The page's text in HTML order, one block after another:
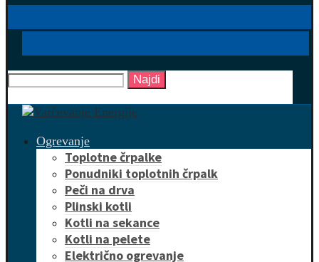
Najdi
Ogrevanje
Toplotne črpalke
Ponudniki toplotnih črpalk
Peči na drva
Plinski kotli
Kotli na sekance
Kotli na pelete
Električno ogrevanje